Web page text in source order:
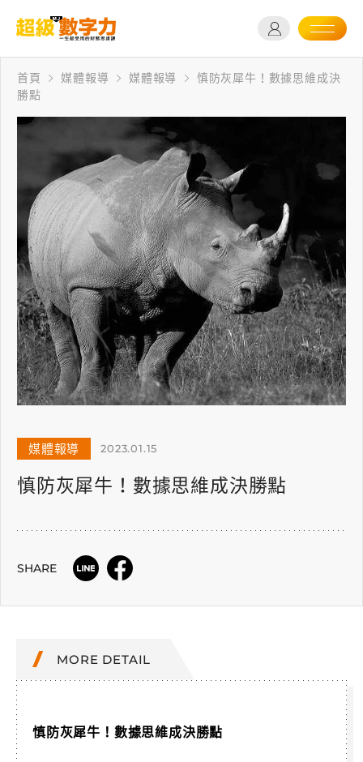
首頁 媒體報導 媒體報導
慎防灰犀牛！數據思維成決
勝點
媒體報導 2023.01.15
慎防灰犀牛！數據思維成決勝點
SHARE
MORE DETAIL
慎防灰犀牛！數據思維成決勝點